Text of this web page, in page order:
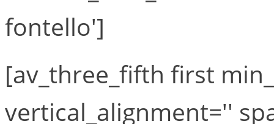
fontello']
[av_three_fifth first
vertical_alignment=''